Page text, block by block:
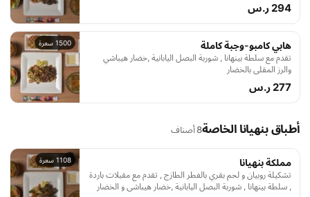
294 ر.س
1500 سعرة هابي كامبو-وجبة كاملة
تقدم مع سلطة بينهانا , شوربة البصل اليابانية ,خضار هيباشي
والرز المقلي بالخضار
277 ر.س
أطباق بنهيانا الخاصة8 أصناف
1108 سعرة مملكة بنهيانا
تشكيلة روبيان و لحم بقري بالفطر الطازج , تقدم مع مقبلات باردة
, سلطة بينهانا , شوربة البصل اليابانية ,خضار هيباشي و الخضار